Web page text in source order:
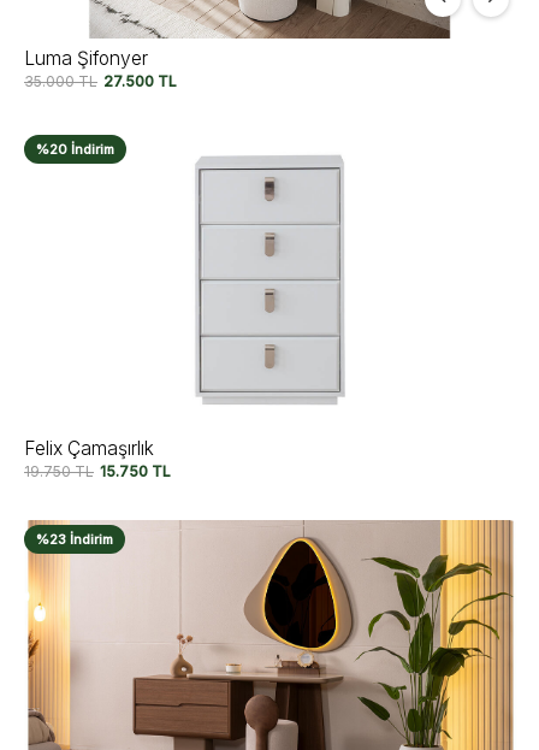
Luma Şifonyer
35.000TL 27.500 TL
%20 İndirim
Felix Çamaşırlık
19.750TL 15.750 TL
%23 İndirim